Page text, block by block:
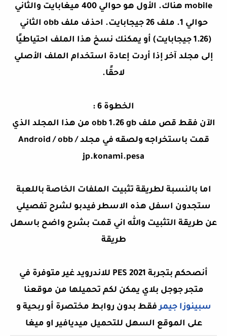
mobile هناك. الأول هو حوالي 400 ميغابايت والثاني
حوالي 1. ملف 26 جيجابايت. احذف ملف obb الثاني
(1.26 جيجابايت) أو يمكنك نسخ هذا الملف احتياطيًا
إلى مجلد آخر إذا أردت إعادة استخدام الملف الأصلي
لاحقًا.
الخطوة 6 :
الآن فقط قص ملف obb 1.26 gb من هذا المجلد الذي
قمت باستخراجه ولصقه في مجلد Android / obb /
jp.konami.pesa
اما بالنسبة لطريقة تثبيت الملفات الخاصة باللعبة
ستجدون اسفل هذه الاسطر فيدبو لشرح تفصيلي
عن طريقة التثبيت والله اني قمت بشرح واضح باسهل
طريقة
أنصحكم بتجربة PES 2021 للاندرويد غير متوفرة في
متجر جوجل بلاي يمكن لكم تحميلها من موقعنا
سبينوزا جيمرفقط بدون روابط مختصرة أو ربحية و
على الموقع السهل للتحميل ميديافير او ميغا